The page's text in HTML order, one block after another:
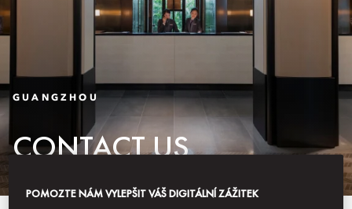
GUANGZHOU
CONTACT US
POMOZTE NÁM VYLEPŠIT VÁŠ DIGITÁLNÍ ZÁŽITEK